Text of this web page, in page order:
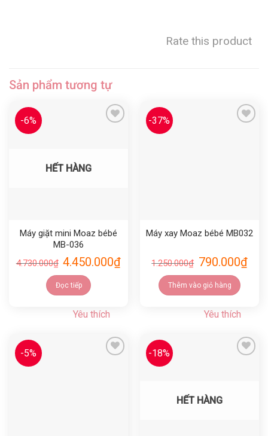
Rate this product
Sản phẩm tương tự
-6%
HẾT HÀNG
Máy giặt mini Moaz bébé
MB-036
4.730.000₫ 4.450.000₫
Đọc tiếp
Yêu thích
-37%
Máy xay Moaz bébé MB032
1.250.000₫ 790.000₫
Thêm vào giỏ hàng
Yêu thích
-5% -18%
HẾT HÀNG